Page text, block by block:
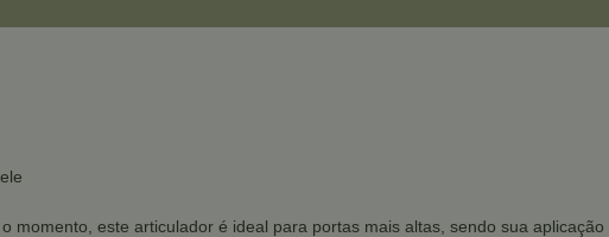
momento, este articulador é ideal para portas mais altas, sendo sua